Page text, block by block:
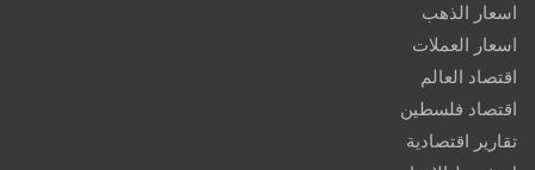
اسعار الذهب
اسعار العملات
اقتصاد العالم
اقتصاد فلسطين
تقارير اقتصادية